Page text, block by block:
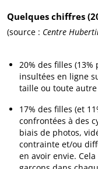
Quelques chiffres
(source : Centre
20% des filles
insultées en ligne
taille ou toute
17% des filles (et
confrontées à des
biais de photos,
contrainte et/ou
en avoir envie.